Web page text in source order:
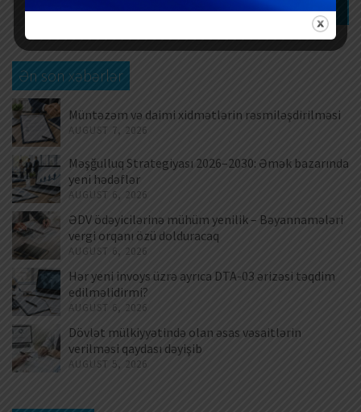
Search
Ən son xəbərlər
Müntəzəm və daimi xidmətlərin rəsmiləşdirilməsi
AUGUST 7, 2026
Məşğulluq Strategiyası 2026–2030: Əmək bazarında
yeni hədəflər
AUGUST 6, 2026
ƏDV ödəyicilərinə mühüm yenilik – Bəyannamələri
vergi orqanı özü dolduracaq
AUGUST 6, 2026
Hər yeni invoys üzrə ayrıca DTA-03 ərizəsi təqdim
edilməlidirmi?
AUGUST 6, 2026
Dövlət mülkiyyətində olan əsas vəsaitlərin
verilməsi qaydası dəyişib
AUGUST 5, 2026